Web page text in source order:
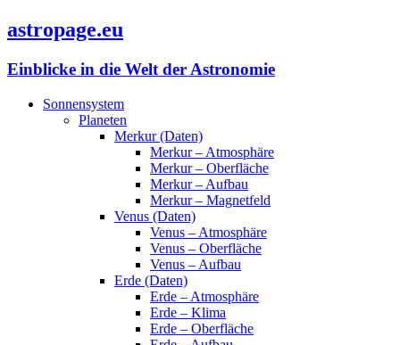
astropage.eu
Einblicke in die Welt der Astronomie
Sonnensystem
Planeten
Merkur (Daten)
Merkur – Atmosphäre
Merkur – Oberfläche
Merkur – Aufbau
Merkur – Magnetfeld
Venus (Daten)
Venus – Atmosphäre
Venus – Oberfläche
Venus – Aufbau
Erde (Daten)
Erde – Atmosphäre
Erde – Klima
Erde – Oberfläche